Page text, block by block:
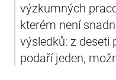
výzkumných
kterém není
výsledků: z deseti
podaří jeden,